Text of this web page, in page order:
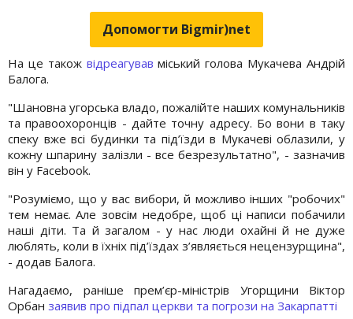
Допомогти Bigmir)net
На це також відреагував міський голова Мукачева Андрій
Балога.
"Шановна угорська владо, пожалійте наших комунальників
та правоохоронців - дайте точну адресу. Бо вони в таку
спеку вже всі будинки та під’їзди в Мукачеві облазили, у
кожну шпарину залізли - все безрезультатно", - зазначив
він у Facebook.
"Розуміємо, що у вас вибори, й можливо інших "робочих"
тем немає. Але зовсім недобре, щоб ці написи побачили
наші діти. Та й загалом - у нас люди охайні й не дуже
люблять, коли в їхніх під’їздах з’являється нецензурщина",
- додав Балога.
Нагадаємо, раніше прем’єр-міністрів Угорщини Віктор
Орбан заявив про підпал церкви та погрози на Закарпатті